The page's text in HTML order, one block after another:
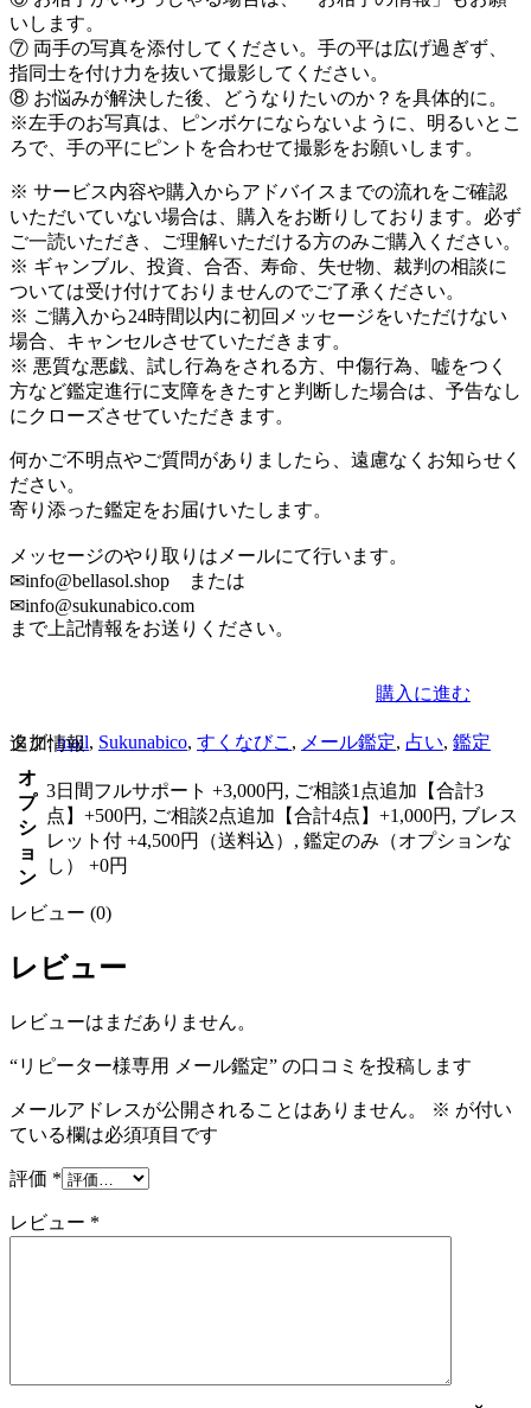
いします。
⑦ 両手の写真を添付してください。手の平は広げ過ぎず、
指同士を付け力を抜いて撮影してください。
⑧ お悩みが解決した後、どうなりたいのか？を具体的に。
※左手のお写真は、ピンボケにならないように、明るいとこ
ろで、手の平にピントを合わせて撮影をお願いします。
※ サービス内容や購入からアドバイスまでの流れをご確認
いただいていない場合は、購入をお断りしております。必ず
ご一読いただき、ご理解いただける方のみご購入ください。
※ ギャンブル、投資、合否、寿命、失せ物、裁判の相談に
ついては受け付けておりませんのでご了承ください。
※ ご購入から24時間以内に初回メッセージをいただけない
場合、キャンセルさせていただきます。
※ 悪質な悪戯、試し行為をされる方、中傷行為、嘘をつく
方など鑑定進行に支障をきたすと判断した場合は、予告なし
にクローズさせていただきます。
何かご不明点やご質問がありましたら、遠慮なくお知らせく
ださい。
寄り添った鑑定をお届けいたします。
メッセージのやり取りはメールにて行います。
✉info@bellasol.shop または
✉info@sukunabico.com
まで上記情報をお送りください。
購入に進む
タグ: mail, Sukunabico, すくなびこ , メール鑑定, 占い, 鑑定
追加情報
オ
プ
シ
ョ
ン
3日間フルサポート +3,000円, ご相談1点追加【合計3
点】+500円, ご相談2点追加【合計4点】+1,000円, ブレス
レット付 +4,500円（送料込）, 鑑定のみ（オプションな
し） +0円
レビュー (0)
レビュー
レビューはまだありません。
“リピーター様専用 メール鑑定” の口コミを投稿します
メールアドレスが公開されることはありません。 ※ が付い
ている欄は必須項目です
評価 *
レビュー *